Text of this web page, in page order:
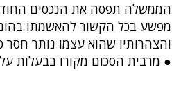
הממשלה תפסה את הנכסים
מפשע בכל הקשור להאשמתו
והצהרותיו שהוא עצמו נותר
● מרבית הסכום מקורו בבעלות על